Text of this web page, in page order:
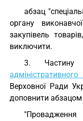
абзац
органу
закупівель
виключити.
3. Частину
Верховної Ради
доповнити абзацом
"Провадження